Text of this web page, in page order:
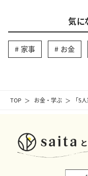
TOP お金・学ぶ 「5
気に
家事 お金